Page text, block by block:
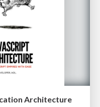
Architecture